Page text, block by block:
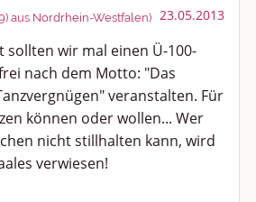
aus Nordrhein-Westfalen) 23.05.2013
sollten wir mal einen Ü-100-
nach dem Motto: "Das
veranstalten. Für
können oder wollen... Wer
nicht stillhalten kann, wird
verwiesen!